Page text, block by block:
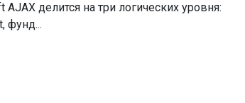
делится на три логических уровня:
фунд...